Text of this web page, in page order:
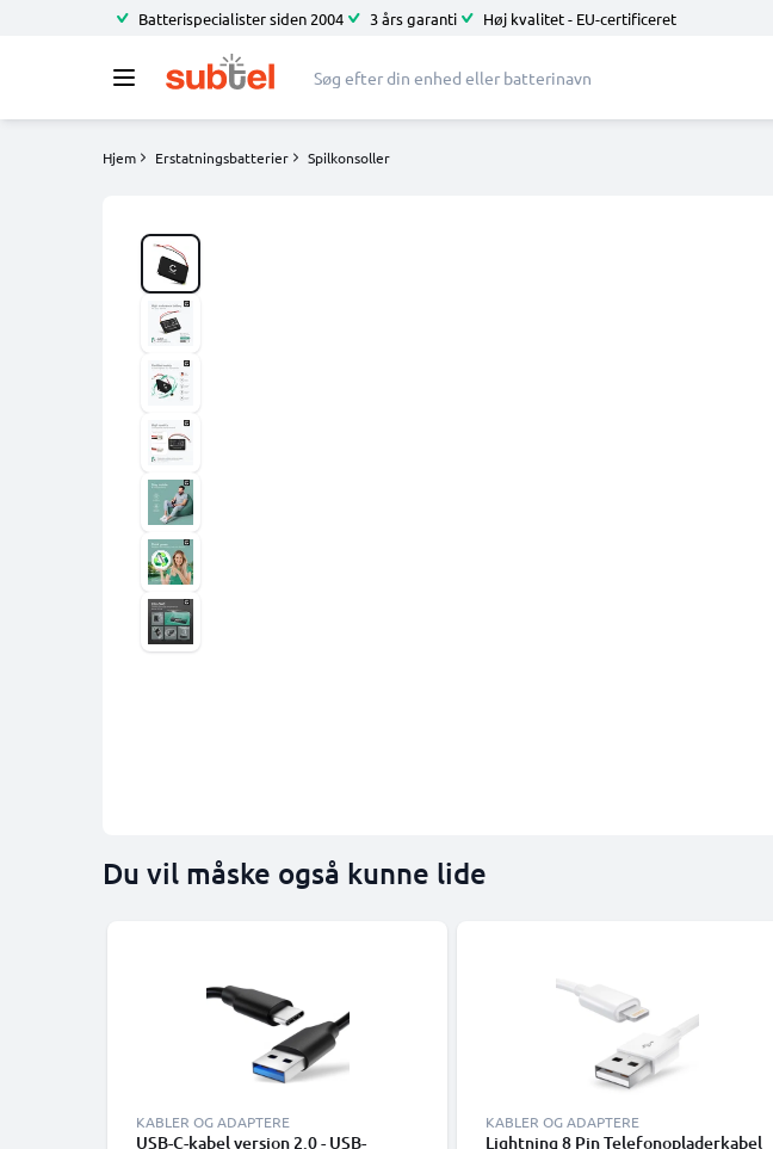
Batterispecialister siden 2004 3 års garanti Høj kvalitet - EU-certificeret
Hjem Erstatningsbatterier Spilkonsoller
Du vil måske også kunne lide
KABLER OG ADAPTERE
USB-C-kabel version 2.0 - USB-
KABLER OG ADAPTERE
Lightning 8 Pin Telefonopladerkabel